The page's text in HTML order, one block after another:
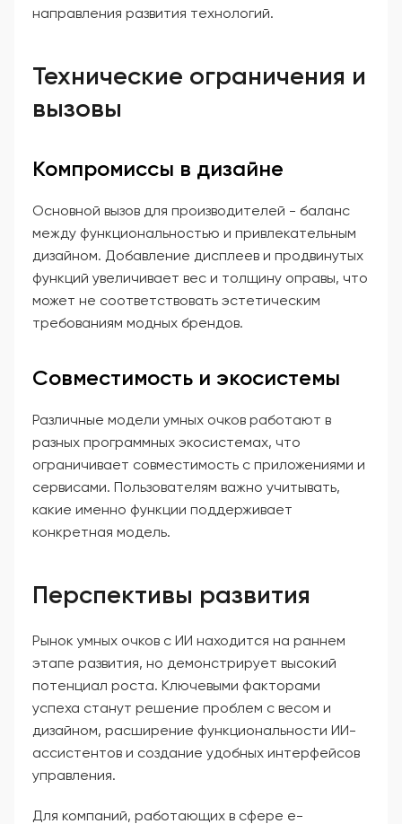
направления развития технологий.
Технические ограничения и
вызовы
Компромиссы в дизайне
Основной вызов для производителей - баланс
между функциональностью и привлекательным
дизайном. Добавление дисплеев и продвинутых
функций увеличивает вес и толщину оправы, что
может не соответствовать эстетическим
требованиям модных брендов.
Совместимость и экосистемы
Различные модели умных очков работают в
разных программных экосистемах, что
ограничивает совместимость с приложениями и
сервисами. Пользователям важно учитывать,
какие именно функции поддерживает
конкретная модель.
Перспективы развития
Рынок умных очков с ИИ находится на раннем
этапе развития, но демонстрирует высокий
потенциал роста. Ключевыми факторами
успеха станут решение проблем с весом и
дизайном, расширение функциональности ИИ-
ассистентов и создание удобных интерфейсов
управления.
Для компаний, работающих в сфере e-